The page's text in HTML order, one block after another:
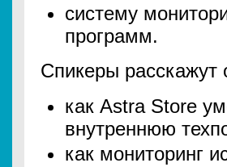
систему
программ.
Спикеры
как Astra Store
внутреннюю
как мониторинг